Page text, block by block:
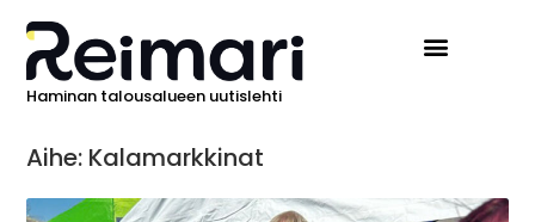
Haminan talousalueen uutislehti
Aihe: Kalamarkkinat